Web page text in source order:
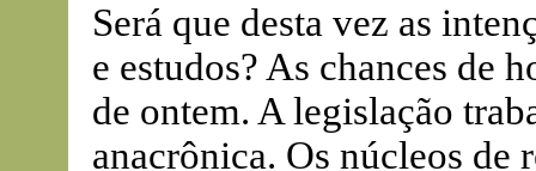
Será que desta vez as
e estudos? As chances de
de ontem. A legislação
anacrônica. Os núcleos de